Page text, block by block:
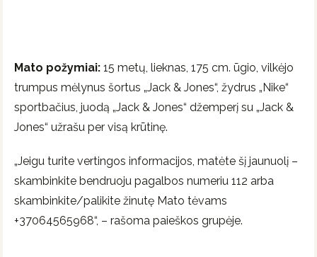
Mato požymiai: 15 metų, lieknas, 175 cm. ūgio, vilkėjo
trumpus mėlynus šortus „Jack & Jones“, žydrus „Nike“
sportbačius, juodą „Jack & Jones“ džemperį su „Jack &
Jones“ užrašu per visą krūtinę.
„Jeigu turite vertingos informacijos, matėte šį jaunuolį –
skambinkite bendruoju pagalbos numeriu 112 arba
skambinkite/palikite žinutę Mato tėvams
+37064565968“, – rašoma paieškos grupėje.